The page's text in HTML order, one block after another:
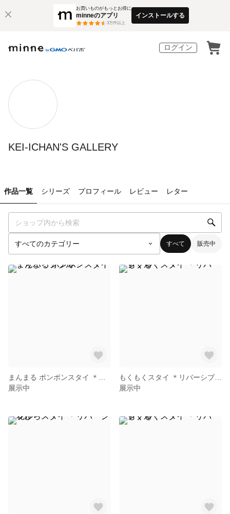
お買いものがもっとお得に
minneのアプリ
3万件以上
インストールする
ログイン
KEI-ICHAN'S GALLERY
作品一覧 シリーズ プロフィール レビュー レター
すべて 販売中
展示中
展示中